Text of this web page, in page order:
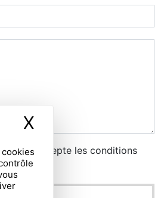
X
case, j'accepte les conditions
**